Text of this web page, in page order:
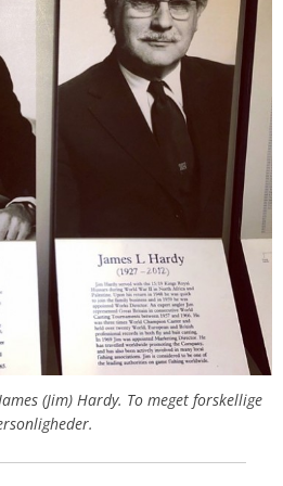
(Jim) Hardy. To meget forskellige